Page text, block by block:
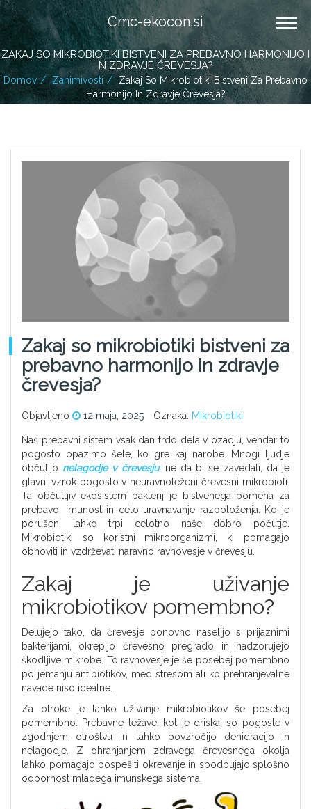
Cmc-ekocon.si
ZAKAJ SO MIKROBIOTIKI BISTVENI ZA PREBAVNO HARMONIJO I
N ZDRAVJE ČREVESJA?
Domov Zanimivosti
Zakaj So Mikrobiotiki Bistveni Za Prebavno
Harmonijo In Zdravje Črevesja?
Zakaj so mikrobiotiki bistveni za
prebavno harmonijo in zdravje
črevesja?
Objavljeno 12 maja, 2025 Oznaka: Mikrobiotiki
Naš prebavni sistem vsak dan trdo dela v ozadju, vendar to
pogosto opazimo šele, ko gre kaj narobe. Mnogi ljudje
občutijo nelagodje v črevesju, ne da bi se zavedali, da je
glavni vzrok pogosto v neuravnoteženi črevesni mikrobioti.
Ta občutljiv ekosistem bakterij je bistvenega pomena za
prebavo, imunost in celo uravnavanje razpoloženja. Ko je
porušen, lahko trpi celotno naše dobro počutje.
Mikrobiotiki so koristni mikroorganizmi, ki pomagajo
obnoviti in vzdrževati naravno ravnovesje v črevesju.
Zakaj je uživanje
mikrobiotikov pomembno?
Delujejo tako, da črevesje ponovno naselijo s prijaznimi
bakterijami, okrepijo črevesno pregrado in nadzorujejo
škodljive mikrobe. To ravnovesje je še posebej pomembno
po jemanju antibiotikov, med stresom ali ko prehranjevalne
navade niso idealne.
Za otroke je lahko uživanje mikrobiotikov še posebej
pomembno. Prebavne težave, kot je driska, so pogoste v
zgodnjem otroštvu in lahko povzročijo dehidracijo in
nelagodje. Z ohranjanjem zdravega črevesnega okolja
lahko pomagajo pospešiti okrevanje in spodbujajo splošno
odpornost mladega imunskega sistema.